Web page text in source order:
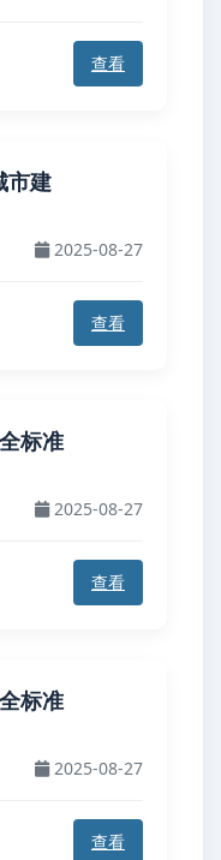
查看
市建
2025-08-27
查看
标准
2025-08-27
查看
标准
2025-08-27
查看